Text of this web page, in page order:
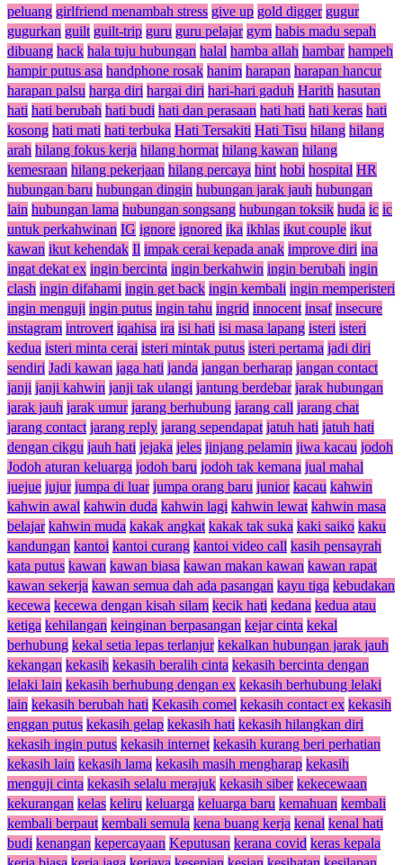
peluang girlfriend menambah stress give up gold digger gugur
gugurkan guilt guilt-trip guru guru pelajar gym habis madu sepah
dibuang hack hala tuju hubungan halal hamba allah hambar hampeh
hampir putus asa handphone rosak hanim harapan harapan hancur
harapan palsu harga diri hargai diri hari-hari gaduh Harith hasutan
hati hati berubah hati budi hati dan perasaan hati hati hati keras hati
kosong hati mati hati terbuka Hati Tersakiti Hati Tisu hilang hilang
arah hilang fokus kerja hilang hormat hilang kawan hilang
kemesraan hilang pekerjaan hilang percaya hint hobi hospital HR
hubungan baru hubungan dingin hubungan jarak jauh hubungan
lain hubungan lama hubungan songsang hubungan toksik huda ic ic
untuk perkahwinan IG ignore ignored ika ikhlas ikut couple ikut
kawan ikut kehendak Il impak cerai kepada anak improve diri ina
ingat dekat ex ingin bercinta ingin berkahwin ingin berubah ingin
clash ingin difahami ingin get back ingin kembali ingin memperisteri
ingin menguji ingin putus ingin tahu ingrid innocent insaf insecure
instagram introvert iqahisa ira isi hati isi masa lapang isteri isteri
kedua isteri minta cerai isteri mintak putus isteri pertama jadi diri
sendiri Jadi kawan jaga hati janda jangan berharap jangan contact
janji janji kahwin janji tak ulangi jantung berdebar jarak hubungan
jarak jauh jarak umur jarang berhubung jarang call jarang chat
jarang contact jarang reply jarang sependapat jatuh hati jatuh hati
dengan cikgu jauh hati jejaka jeles jinjang pelamin jiwa kacau jodoh
Jodoh aturan keluarga jodoh baru jodoh tak kemana jual mahal
juejue jujur jumpa di luar jumpa orang baru junior kacau kahwin
kahwin awal kahwin duda kahwin lagi kahwin lewat kahwin masa
belajar kahwin muda kakak angkat kakak tak suka kaki saiko kaku
kandungan kantoi kantoi curang kantoi video call kasih pensayrah
kata putus kawan kawan biasa kawan makan kawan kawan rapat
kawan sekerja kawan semua dah ada pasangan kayu tiga kebudakan
kecewa kecewa dengan kisah silam kecik hati kedana kedua atau
ketiga kehilangan keinginan berpasangan kejar cinta kekal
berhubung kekal setia lepas terlanjur kekalkan hubungan jarak jauh
kekangan kekasih kekasih beralih cinta kekasih bercinta dengan
lelaki lain kekasih berhubung dengan ex kekasih berhubung lelaki
lain kekasih berubah hati Kekasih comel kekasih contact ex kekasih
enggan putus kekasih gelap kekasih hati kekasih hilangkan diri
kekasih ingin putus kekasih internet kekasih kurang beri perhatian
kekasih lain kekasih lama kekasih masih mengharap kekasih
menguji cinta kekasih selalu merajuk kekasih siber kekecewaan
kekurangan kelas keliru keluarga keluarga baru kemahuan kembali
kembali berpaut kembali semula kena buang kerja kenal kenal hati
budi kenangan kepercayaan Keputusan kerana covid keras kepala